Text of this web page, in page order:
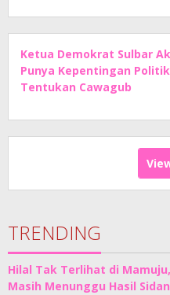
Ketua Demokrat Sulbar
Punya Kepentingan Politik
Tentukan Cawagub
TRENDING
Hilal Tak Terlihat di
Masih Menunggu Hasil